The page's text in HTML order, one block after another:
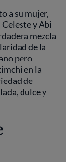
a su mujer,
y Abi
mezcla
de la
pero
en la
de
dulce y